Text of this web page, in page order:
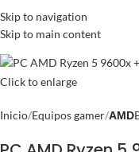
Skip to navigation
Skip to main content
Menu
Click to enlarge
Inicio Equipos gamer AMD